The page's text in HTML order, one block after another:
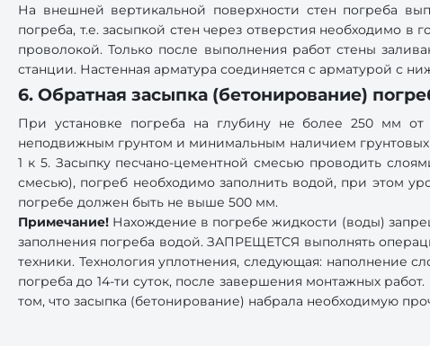
На внешней вертикальной поверхности стен погреба
погреба, т.е. засыпкой стен через отверстия необходимо в
проволокой. Только после выполнения работ стены
станции. Настенная арматура соединяется с арматурой с
6. Обратная засыпка (бетонирование)
При установке погреба на глубину не более 250 мм
неподвижным грунтом и минимальным наличием грунтовых
1 к 5. Засыпку песчано-цементной смесью проводить
смесью), погреб необходимо заполнить водой, при этом
погребе должен быть не выше 500 мм.
Примечание! Нахождение в погребе жидкости (воды)
заполнения погреба водой. ЗАПРЕЩЕТСЯ выполнять
техники. Технология уплотнения, следующая:
погреба до 14-ти суток, после завершения монтажных
том, что засыпка (бетонирование) набрала необходимую